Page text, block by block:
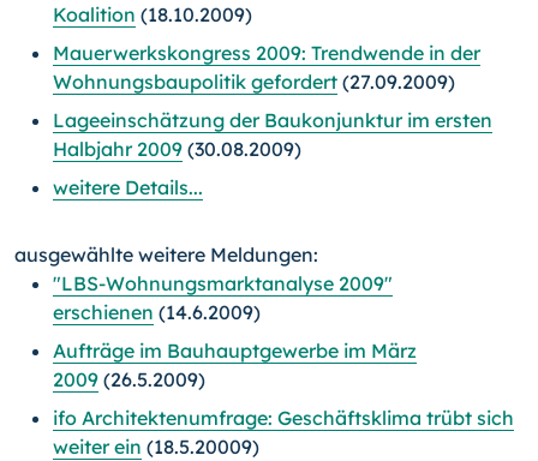
Koalition (18.10.2009)
Mauerwerkskongress 2009: Trendwende in der
Wohnungsbaupolitik gefordert (27.09.2009)
Lageeinschätzung der Baukonjunktur im ersten
Halbjahr 2009 (30.08.2009)
weitere Details...
ausgewählte weitere Meldungen:
"LBS-Wohnungsmarktanalyse 2009"
erschienen (14.6.2009)
Aufträge im Bauhauptgewerbe im März
2009 (26.5.2009)
ifo Architektenumfrage: Geschäftsklima trübt sich
weiter ein (18.5.20009)